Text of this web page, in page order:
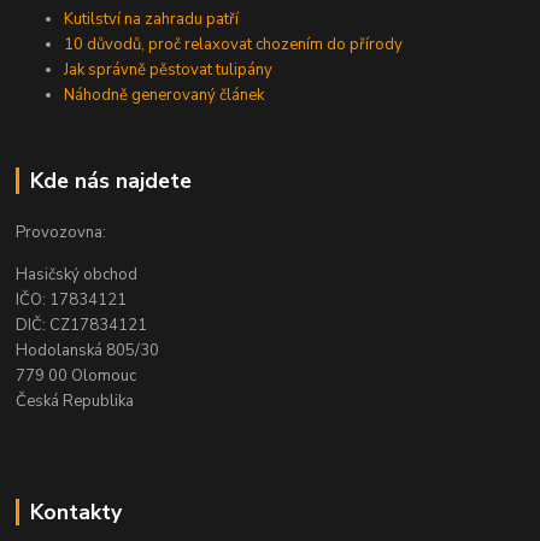
Kutilství na zahradu patří
10 důvodů, proč relaxovat chozením do přírody
Jak správně pěstovat tulipány
Náhodně generovaný článek
Kde nás najdete
Provozovna:
Hasičský obchod
IČO: 17834121
DIČ: CZ17834121
Hodolanská 805/30
779 00 Olomouc
Česká Republika
Kontakty